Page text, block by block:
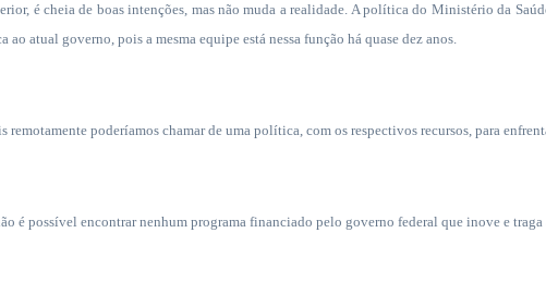
é cheia de boas intenções, mas não muda a realidade. A política do Ministério da
ao atual governo, pois a mesma equipe está nessa função há quase dez anos.
remotamente poderíamos chamar de uma política, com os respectivos recursos, para
é possível encontrar nenhum programa financiado pelo governo federal que inove e